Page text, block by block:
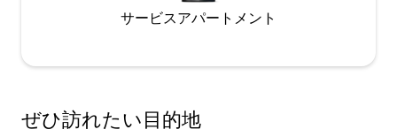
サービスアパートメント
ぜひ訪⁠れ⁠た⁠い目⁠的⁠地